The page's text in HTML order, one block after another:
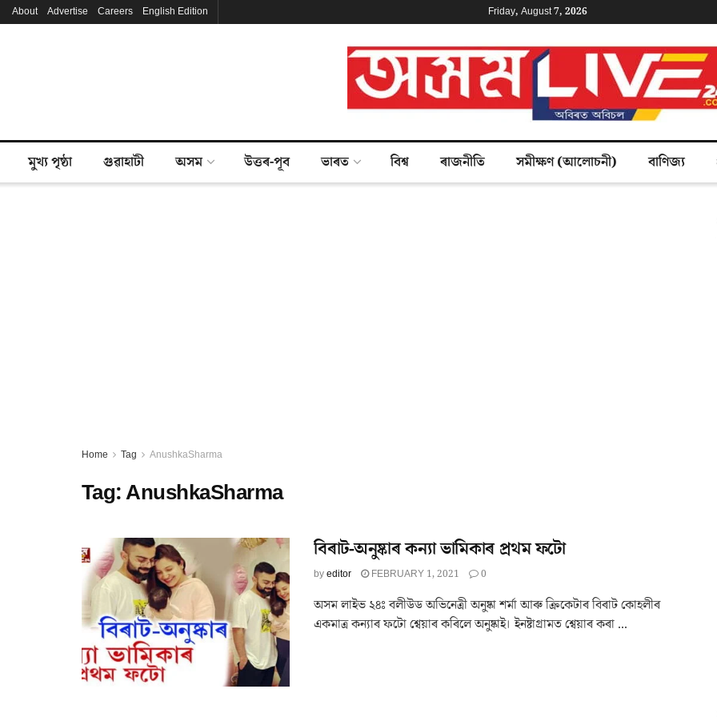
About Advertise Careers English Edition Friday, August 7, 2026
মুখ্য পৃষ্ঠা গুৱাহাটী অসম উত্তৰ-পূব ভাৰত বিশ্ব ৰাজনীতি সমীক্ষণ (আলোচনী) বাণিজ্য
Home Tag AnushkaSharma
Tag:AnushkaSharma
বিৰাট-অনুষ্কাৰ কন্যা ভামিকাৰ প্ৰথম ফটো
byeditor FEBRUARY 1, 2021 0
অসম লাইভ ২৪ঃ বলীউড অভিনেত্ৰী অনুষ্কা শৰ্মা আৰু ক্ৰিকেটাৰ বিৰাট কোহলীৰ
একমাত্ৰ কন্যাৰ ফটো শ্বেয়াৰ কৰিলে অনুষ্কাই। ইনষ্টাগ্ৰামত শ্বেয়াৰ কৰা ...